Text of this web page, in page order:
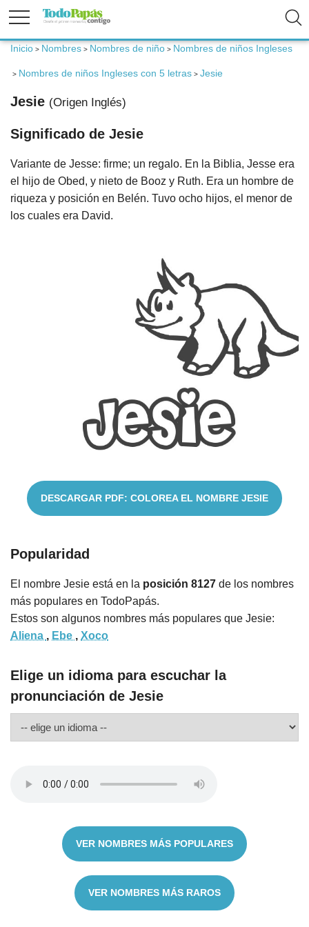
Fertilidad
Embarazo
Bebé
Niños
Padres
Inicio > Nombres > Nombres de niño > Nombres de niños Ingleses
> Nombres de niños Ingleses con 5 letras > Jesie
Jesie (Origen Inglés)
Significado de Jesie
Variante de Jesse: firme; un regalo. En la Biblia, Jesse era
el hijo de Obed, y nieto de Booz y Ruth. Era un hombre de
riqueza y posición en Belén. Tuvo ocho hijos, el menor de
los cuales era David.
DESCARGAR PDF: COLOREA EL NOMBRE JESIE
Popularidad
El nombre Jesie está en la posición 8127 de los nombres
más populares en TodoPapás.
Estos son algunos nombres más populares que Jesie:
Aliena , Ebe , Xoco
Elige un idioma para escuchar la
pronunciación de Jesie
VER NOMBRES MÁS POPULARES
VER NOMBRES MÁS RAROS